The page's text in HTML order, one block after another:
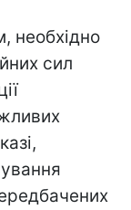
необхідно
сил